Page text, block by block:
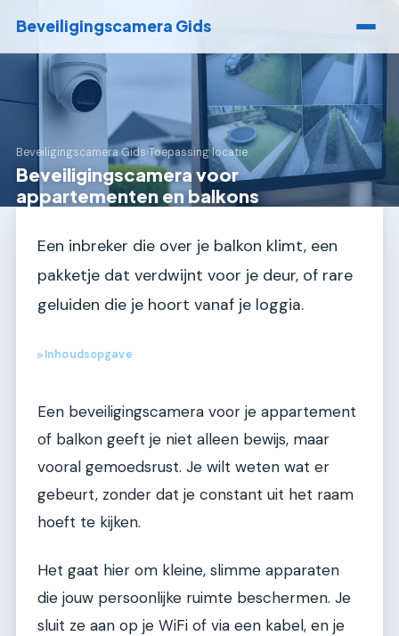
Beveiligingscamera Gids
Beveiligingscamera Gids›Toepassing locatie
Beveiligingscamera voor
appartementen en balkons
Een inbreker die over je balkon klimt, een
pakketje dat verdwijnt voor je deur, of rare
geluiden die je hoort vanaf je loggia.
▶Inhoudsopgave
Een beveiligingscamera voor je appartement
of balkon geeft je niet alleen bewijs, maar
vooral gemoedsrust. Je wilt weten wat er
gebeurt, zonder dat je constant uit het raam
hoeft te kijken.
Het gaat hier om kleine, slimme apparaten
die jouw persoonlijke ruimte beschermen. Je
sluit ze aan op je WiFi of via een kabel, en je